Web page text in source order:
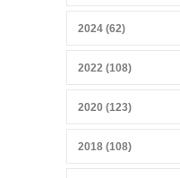
2024 (62)
2022 (108)
2020 (123)
2018 (108)